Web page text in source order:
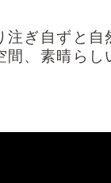
注ぎ自ずと自
間、素晴らし